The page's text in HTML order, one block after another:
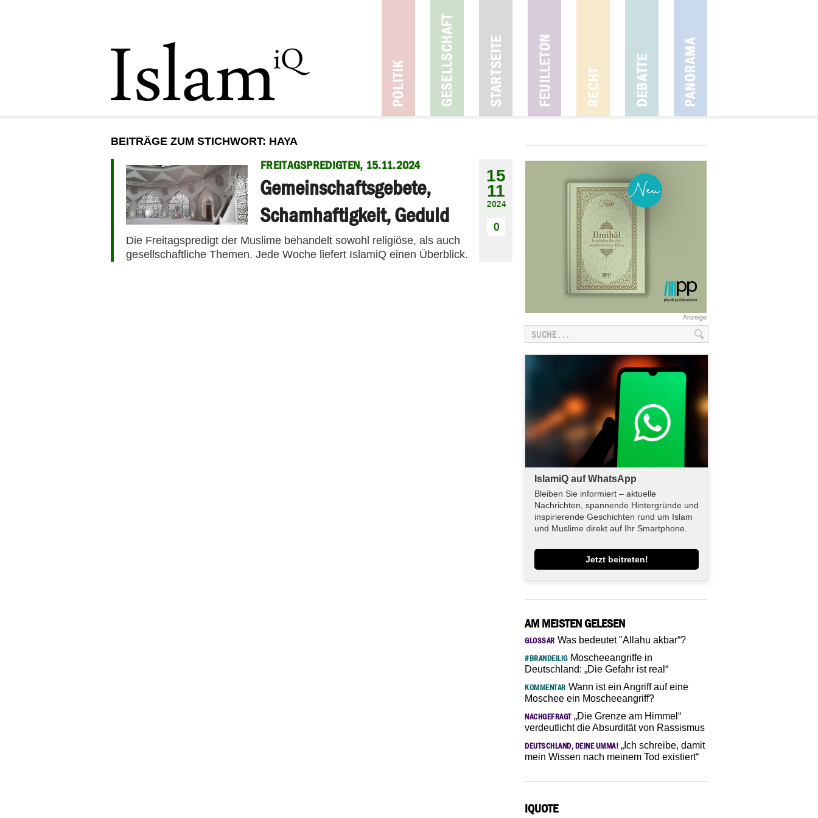
BEITRÄGE ZUM STICHWORT: HAYA
FREITAGSPREDIGTEN, 15.11.2024
Gemeinschaftsgebete,
Schamhaftigkeit, Geduld
Die Freitagspredigt der Muslime behandelt sowohl religiöse, als auch
gesellschaftliche Themen. Jede Woche liefert IslamiQ einen Überblick.
15
11
2024
0
Anzeige
IslamiQ auf WhatsApp
Bleiben Sie informiert – aktuelle
Nachrichten, spannende Hintergründe und
inspirierende Geschichten rund um Islam
und Muslime direkt auf Ihr Smartphone.
Jetzt beitreten!
AM MEISTEN GELESEN
GLOSSAR Was bedeutet "Allahu akbar“?
#BRANDEILIGMoscheeangriffe in
Deutschland: „Die Gefahr ist real“
KOMMENTAR Wann ist ein Angriff auf eine
Moschee ein Moscheeangriff?
NACHGEFRAGT„Die Grenze am Himmel“
verdeutlicht die Absurdität von Rassismus
DEUTSCHLAND, DEINE UMMA! „Ich schreibe, damit
mein Wissen nach meinem Tod existiert“
IQUOTE